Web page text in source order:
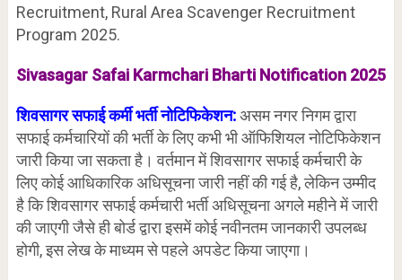
Recruitment, Rural Area Scavenger Recruitment
Program 2025.
Sivasagar Safai Karmchari Bharti Notification 2025
शिवसागर सफाई कर्मी भर्ती नोटिफिकेशन:असम नगर निगम द्वारा
सफाई कर्मचारियों की भर्ती के लिए कभी भी ऑफिशियल नोटिफिकेशन
जारी किया जा सकता है। वर्तमान में शिवसागर सफाई कर्मचारी के
लिए कोई आधिकारिक अधिसूचना जारी नहीं की गई है, लेकिन उम्मीद
है कि शिवसागर सफाई कर्मचारी भर्ती अधिसूचना अगले महीने में जारी
की जाएगी जैसे ही बोर्ड द्वारा इसमें कोई नवीनतम जानकारी उपलब्ध
होगी, इस लेख के माध्यम से पहले अपडेट किया जाएगा।